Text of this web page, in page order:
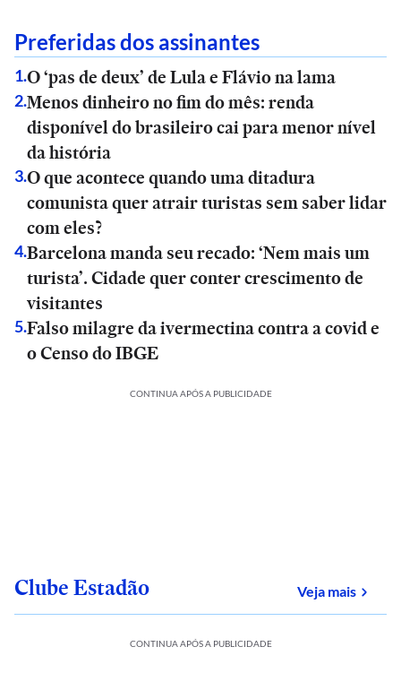
Preferidas dos assinantes
1.O ‘pas de deux’ de Lula e Flávio na lama
2.Menos dinheiro no fim do mês: renda
disponível do brasileiro cai para menor nível
da história
3.O que acontece quando uma ditadura
comunista quer atrair turistas sem saber lidar
com eles?
4.Barcelona manda seu recado: ‘Nem mais um
turista’. Cidade quer conter crescimento de
visitantes
5.Falso milagre da ivermectina contra a covid e
o Censo do IBGE
CONTINUA APÓS A PUBLICIDADE
Clube Estadão Veja maissobre
CONTINUA APÓS A PUBLICIDADE